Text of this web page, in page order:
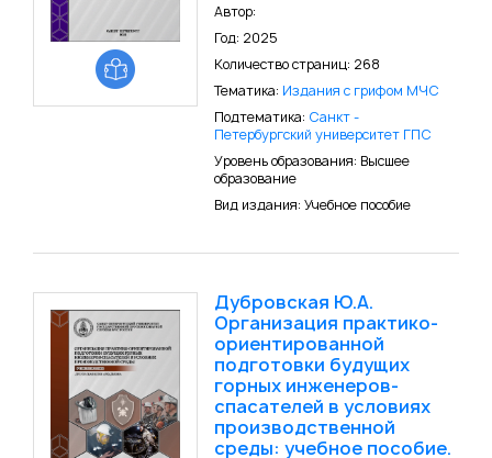
Автор:
Год: 2025
Количество страниц: 268
Тематика: Издания с грифом МЧС
Подтематика: Санкт -
Петербургский университет ГПС
Уровень образования: Высшее
образование
Вид издания: Учебное пособие
Дубровская Ю.А.
Организация практико-
ориентированной
подготовки будущих
горных инженеров-
спасателей в условиях
производственной
среды: учебное пособие.